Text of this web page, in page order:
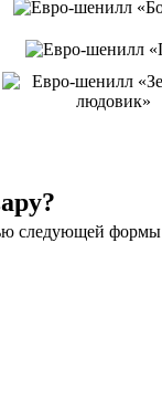
следующей